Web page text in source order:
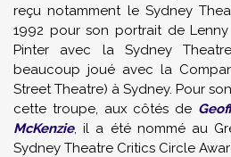
reçu notamment le Sydney
1992 pour son portrait de
Pinter avec la Sydney
beaucoup joué avec la
Street Theatre) à Sydney. Pour
cette troupe, aux côtés de
McKenzie, il a été nommé au
Sydney Theatre Critics Circle